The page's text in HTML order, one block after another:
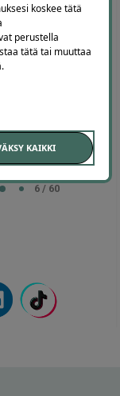
6 / 60
koskee tätä
perustella
tätä tai muuttaa
KAIKKI